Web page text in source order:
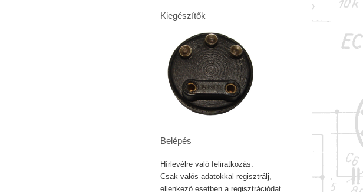
Kiegészítők
Belépés
Hírlevélre való feliratkozás.
Csak valós adatokkal regisztrálj,
ellenkező esetben a regisztrációdat